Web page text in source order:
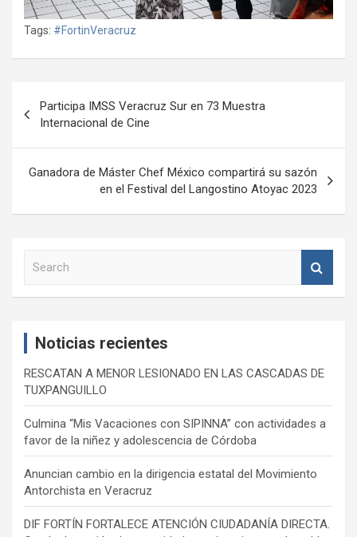
Tags: #FortinVeracruz
de
entradas
Participa IMSS Veracruz Sur en 73 Muestra
Internacional de Cine
Ganadora de Máster Chef México compartirá su sazón
en el Festival del Langostino Atoyac 2023
Noticias recientes
RESCATAN A MENOR LESIONADO EN LAS CASCADAS DE
TUXPANGUILLO
Culmina “Mis Vacaciones con SIPINNA” con actividades a
favor de la niñez y adolescencia de Córdoba
Anuncian cambio en la dirigencia estatal del Movimiento
Antorchista en Veracruz
DIF FORTÍN FORTALECE ATENCIÓN CIUDADANÍA DIRECTA.